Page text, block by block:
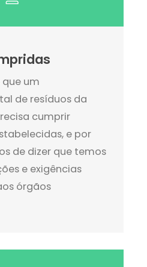
um
de resíduos da
cumprir
e por
de dizer que temos
e exigências
órgãos